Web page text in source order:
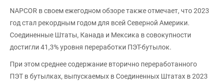
NAPCOR в своем ежегодном обзоре также отмечает, что 2023
год стал рекордным годом для всей Северной Америки.
Соединенные Штаты, Канада и Мексика в совокупности
достигли 41,3% уровня переработки ПЭТ-бутылок.
При этом среднее содержание вторично переработанного
ПЭТ в бутылках, выпускаемых в Соединенных Штатах в 2023